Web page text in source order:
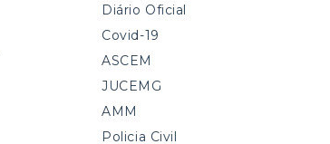
Diário Oficial
Covid-19
ASCEM
JUCEMG
AMM
Policia Civil